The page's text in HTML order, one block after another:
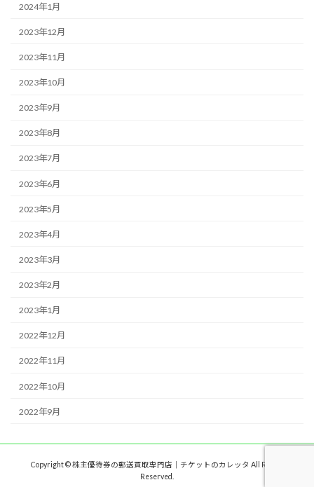
2024年1月
2023年12月
2023年11月
2023年10月
2023年9月
2023年8月
2023年7月
2023年6月
2023年5月
2023年4月
2023年3月
2023年2月
2023年1月
2022年12月
2022年11月
2022年10月
2022年9月
Copyright © 株主優待券の郵送買取専門店｜チケットのカレッタ All Rights
Reserved.